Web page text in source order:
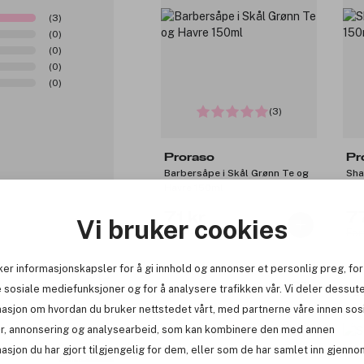
Vi bruker cookies
informasjonskapsler for å gi innhold og annonser et personlig preg, for
sosiale mediefunksjoner og for å analysere trafikken vår. Vi deler
om hvordan du bruker nettstedet vårt, med partnerne våre innen
annonsering og analysearbeid, som kan kombinere den med annen
du har gjort tilgjengelig for dem, eller som de har samlet inn
(3)
Proraso
Barbersåpe i Skål Grønn Te og
Før: 119 kr
-25% -
(3)
(0)
(0)
(0)
(0)
0
-
Rapportere